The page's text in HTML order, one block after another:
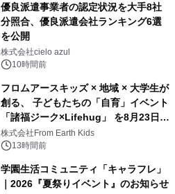
優良派遣事業者の認定状況を大手8社
分照合、優良派遣会社ランキング6選
を公開
株式会社cielo azul
10時間前
フロムアースキッズ × 地域 × 大学生が
創る、 子どもたちの「自育」イベント
「諸福ジーク×Lifehug」 を8月23日
(日)開催
株式会社From Earth Kids
13時間前
学園生活コミュニティ「キャラフレ」
｜2026『夏祭りイベント』のお知らせ